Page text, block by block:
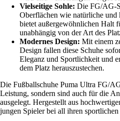
Vielseitige Sohle: Die FG/AG-
Oberflächen wie natürliche und
bietet außergewöhnlichen Halt
unabhängig von der Art des
Modernes Design: Mit einem
Design fallen diese Schuhe
Eleganz und Sportlichkeit und
dem Platz herauszustechen.
Die Fußballschuhe Puma Ultra FG/
Leistung, sondern sind auch für die
ausgelegt. Hergestellt aus
jungen Spieler bei all ihren